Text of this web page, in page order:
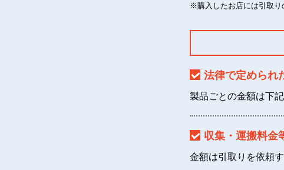
※購入したお店には引取り
法律で定められ
製品ごとの金額は下
収集・運搬料金
金額は引取りを依頼